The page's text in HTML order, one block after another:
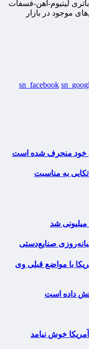
لیتیوم-آهن-فسفات
موجود در بازار
sn_facebook
خود منحرف شده است
به مناسبت
با مواضع قبلی وی
داده است
خوش نیامد